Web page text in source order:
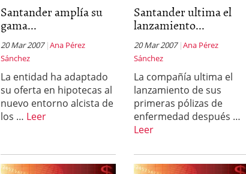
Santander amplía su
gama...
20 Mar 2007 Ana Pérez
Sánchez
La entidad ha adaptado
su oferta en hipotecas al
nuevo entorno alcista de
los … Leer
Santander ultima el
lanzamiento...
20 Mar 2007 Ana Pérez
Sánchez
La compañía ultima el
lanzamiento de sus
primeras pólizas de
enfermedad después …
Leer